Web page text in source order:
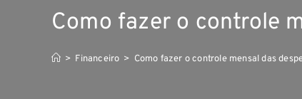
Como fazer o controle
> Financeiro > Como fazer o controle mensal das